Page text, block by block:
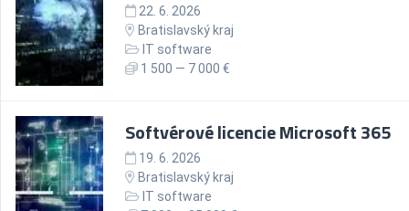
22. 6. 2026
Bratislavský kraj
IT software
1 500 — 7 000 €
Softvérové licencie Microsoft 365
19. 6. 2026
Bratislavský kraj
IT software